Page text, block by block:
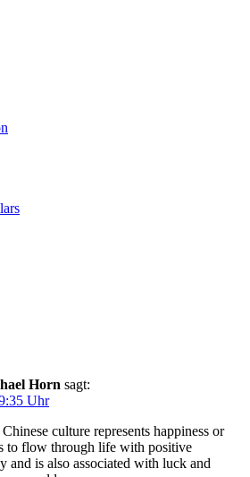
Horn sagt:
Uhr
culture represents happiness or
to flow through life with positive
and is also associated with luck and